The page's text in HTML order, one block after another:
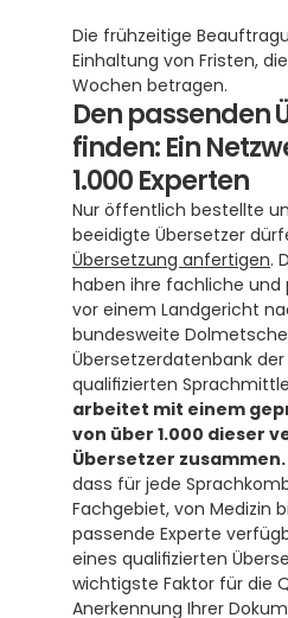
Die frühzeitige
Einhaltung von Fristen,
Wochen betragen.
Den passenden
finden: Ein
1.000 Experten
Nur öffentlich bestellte
beeidigte Übersetzer
Übersetzung anfertigen.
haben ihre fachliche und
vor einem Landgericht
bundesweite
Übersetzerdatenbank
qualifizierten
arbeitet mit einem
von über 1.000 dieser
Übersetzer zusammen.
dass für jede
Fachgebiet, von Medizin
passende Experte
eines qualifizierten
wichtigste Faktor für die
Anerkennung Ihrer